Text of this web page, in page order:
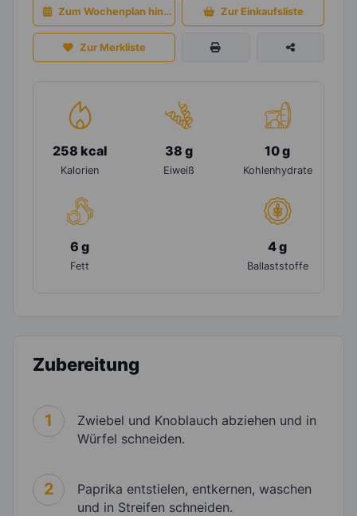
Zum Wochenplan hinzufügen Zur Einkaufsliste
Zur Merkliste
258 kcal
Kalorien
38 g
Eiweiß
10 g
Kohlenhydrate
6 g
Fett
4 g
Ballaststoffe
Zubereitung
1
Zwiebel und Knoblauch abziehen und in
Würfel schneiden.
2
Paprika entstielen, entkernen, waschen
und in Streifen schneiden.